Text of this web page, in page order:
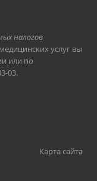
налогов
услуг вы
или по
03.
Карта сайта